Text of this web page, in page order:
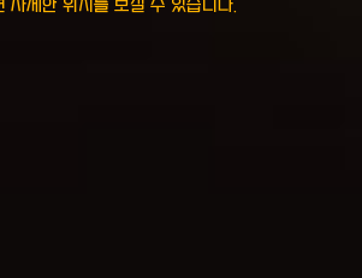
세한 위치를 보실 수 있습니다.